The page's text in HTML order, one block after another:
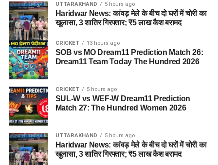
UTTARAKHAND 5 hours ago
Haridwar News: कांवड़ मेले के बीच दो घरों में चोरी का
खुलासा, 3 शातिर गिरफ्तार; ₹5 लाख कैश बरामद
CRICKET 13 hours ago
SOB vs MO Dream11 Prediction Match 26:
Dream11 Team Today The Hundred 2026
CRICKET 5 hours ago
SUL-W vs WEF-W Dream11 Prediction
Match 27: The Hundred Women 2026
UTTARAKHAND 5 hours ago
Haridwar News: कांवड़ मेले के बीच दो घरों में चोरी का
खुलासा, 3 शातिर गिरफ्तार; ₹5 लाख कैश बरामद